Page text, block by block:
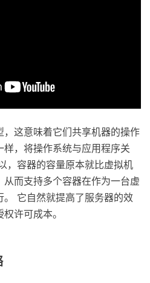
这意味着它们共享机器的操作
，将操作系统与应用程序关
，容器的容量原本就比虚拟机
而支持多个容器在作为一台虚
它自然就提高了服务器的效
许可成本。